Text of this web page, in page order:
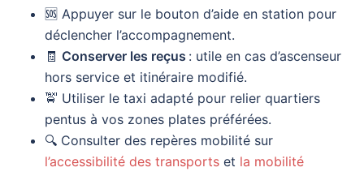
🆘 Appuyer sur le bouton d’aide en station pour
déclencher l’accompagnement.
🧾 Conserver les reçus : utile en cas d’ascenseur
hors service et itinéraire modifié.
🚖 Utiliser le taxi adapté pour relier quartiers
pentus à vos zones plates préférées.
🔍 Consulter des repères mobilité sur
l’accessibilité des transports et la mobilité